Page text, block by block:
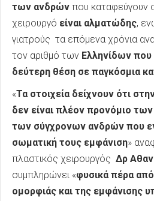
των ανδρών που καταφεύγουν
χειρουργό είναι αλματώδης,
γιατρούς τα επόμενα χρόνια
τον αριθμό των Ελληνίδων που
δεύτερη θέση σε παγκόσμια
«Τα στοιχεία δείχνουν ότι
δεν είναι πλέον προνόμιο
των σύγχρονων ανδρών που
σωματική τους εμφάνιση»
πλαστικός χειρουργός Δρ
συμπληρώνει «φυσικά πέρα
ομορφιάς και της εμφάνισης